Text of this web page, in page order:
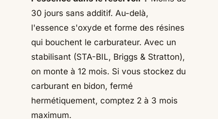
30 jours sans additif. Au-delà,
l'essence s'oxyde et forme des résines
qui bouchent le carburateur. Avec un
stabilisant (STA-BIL, Briggs & Stratton),
on monte à 12 mois. Si vous stockez du
carburant en bidon, fermé
hermétiquement, comptez 2 à 3 mois
maximum.